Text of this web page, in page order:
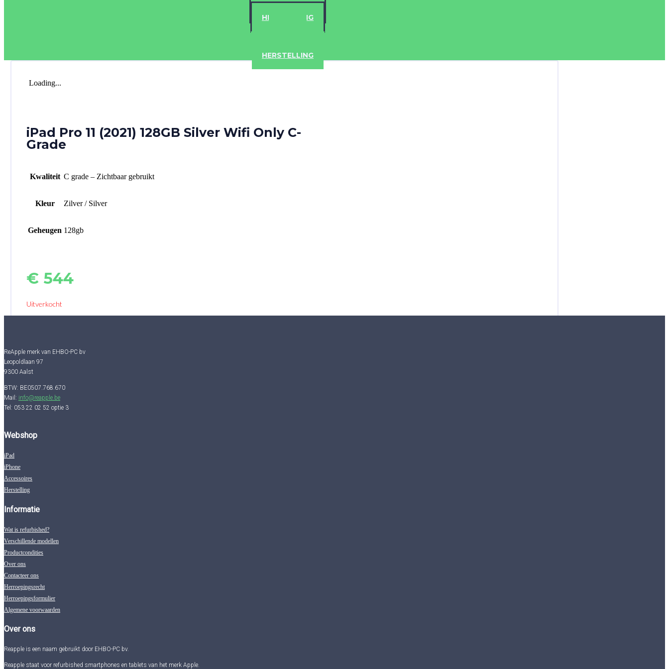
HERSTELLING
HERSTELLING
Loading...
iPad Pro 11 (2021) 128GB Silver Wifi Only C-
Grade
Kwaliteit C grade – Zichtbaar gebruikt
Kleur Zilver / Silver
Geheugen 128gb
€ 544
Uitverkocht
ReApple merk van EHBO-PC bv
Leopoldlaan 97
9300 Aalst
BTW: BE0507.768.670
Mail: info@reapple.be
Tel: 053 22 02 52 optie 3
Webshop
iPad
iPhone
Accessoires
Herstelling
Informatie
Wat is refurbished?
Verschillende modellen
Productcondities
Over ons
Contacteer ons
Herroepingsrecht
Herroepingsformulier
Algemene voorwaarden
Over ons
Reapple is een naam gebruikt door EHBO-PC bv.
Reapple staat voor refurbished smartphones en tablets van het merk Apple.